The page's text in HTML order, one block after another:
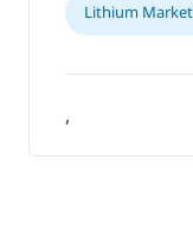
Lithium
,